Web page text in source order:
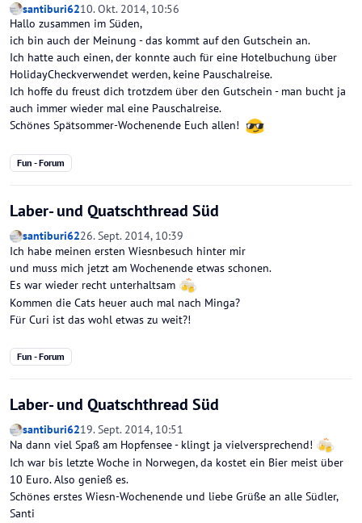
santiburi6210. Okt. 2014, 10:56
Hallo zusammen im Süden,
ich bin auch der Meinung - das kommt auf den Gutschein an.
Ich hatte auch einen, der konnte auch für eine Hotelbuchung über
HolidayCheckverwendet werden, keine Pauschalreise.
Ich hoffe du freust dich trotzdem über den Gutschein - man bucht ja
auch immer wieder mal eine Pauschalreise.
Schönes Spätsommer-Wochenende Euch allen!
Fun - Forum
Laber- und Quatschthread Süd
santiburi6226. Sept. 2014, 10:39
Ich habe meinen ersten Wiesnbesuch hinter mir
und muss mich jetzt am Wochenende etwas schonen.
Es war wieder recht unterhaltsam
Kommen die Cats heuer auch mal nach Minga?
Für Curi ist das wohl etwas zu weit?!
Fun - Forum
Laber- und Quatschthread Süd
santiburi6219. Sept. 2014, 10:51
Na dann viel Spaß am Hopfensee - klingt ja vielversprechend!
Ich war bis letzte Woche in Norwegen, da kostet ein Bier meist über
10 Euro. Also genieß es.
Schönes erstes Wiesn-Wochenende und liebe Grüße an alle Südler,
Santi